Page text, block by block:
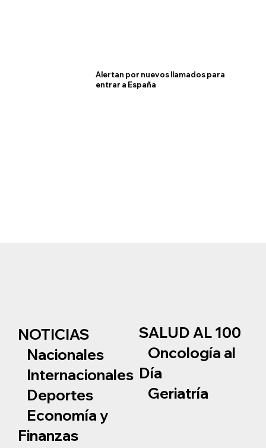
Alertan por nuevos llamados para
entrar a España
NOTICIAS
Nacionales
Internacionales
Deportes
Economía y
Finanzas
SALUD AL 100
Oncología al
Día
Geriatría